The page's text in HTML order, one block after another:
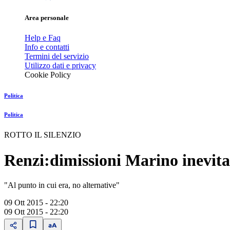
Area personale
Help e Faq
Info e contatti
Termini del servizio
Utilizzo dati e privacy
Cookie Policy
Politica
Politica
ROTTO IL SILENZIO
Renzi:dimissioni Marino
"Al punto in cui era, no alternative"
09 Ott 2015 - 22:20
09 Ott 2015 - 22:20